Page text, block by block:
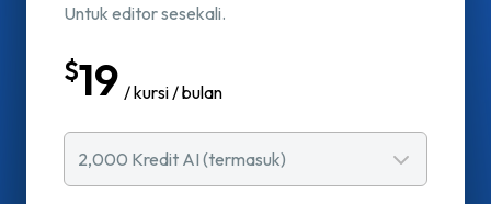
Untuk editor sesekali.
$19 / kursi / bulan
2,000 Kredit AI (termasuk)